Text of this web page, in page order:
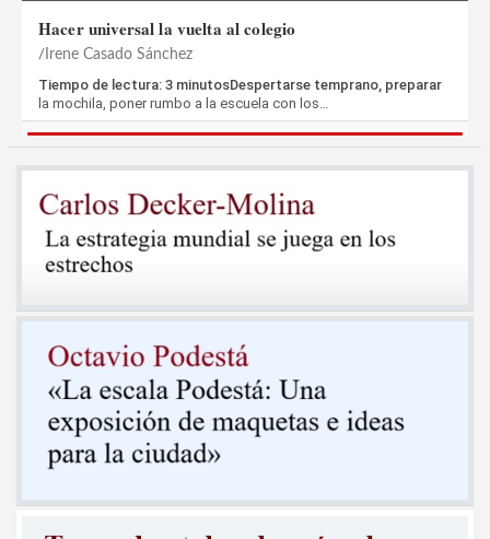
Hacer universal la vuelta al colegio
Irene Casado Sánchez
Tiempo de lectura: 3 minutosDespertarse temprano, preparar
la mochila, poner rumbo a la escuela con los…